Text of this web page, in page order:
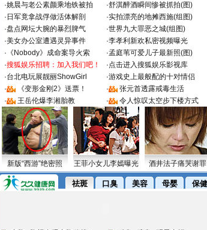
·姚晨与老公素颜乘地铁被拍 ·舒淇醉酒瞬间惨被抓拍(图)
· 日军竟拿战俘做活体解剖 ·实拍漂亮的地摊西施(组图)
·盘点网坛大腕的暴烈脾气 ·世界九大罪恶之城(组图)
·美女办公室遭遇灵异事件 ·李孝利新欢私密视频曝光
· 《Nobody》成命案导火索 ·孟庭苇可爱儿子最新照(图)
·搜狐娱乐招聘：加入我们吧！ ·点击进入搜狐娱乐影视库
·台北电玩展靓丽ShowGirl ·游戏史上最般配的十对情侣
·
《变形金刚2》送票！ ·
张元首透露戒毒生活
·
王岳伦爆李湘胎教 · 令人惊叹太空步下楼方式
新版“西游”绝密照 王菲小女儿李嫣曝光 酒井法子痛哭谢罪